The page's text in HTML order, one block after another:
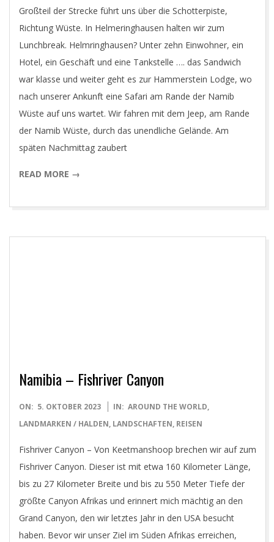
Großteil der Strecke führt uns über die Schotterpiste,
Richtung Wüste. In Helmeringhausen halten wir zum
Lunchbreak. Helmringhausen? Unter zehn Einwohner, ein
Hotel, ein Geschäft und eine Tankstelle …. das Sandwich
war klasse und weiter geht es zur Hammerstein Lodge, wo
nach unserer Ankunft eine Safari am Rande der Namib
Wüste auf uns wartet. Wir fahren mit dem Jeep, am Rande
der Namib Wüste, durch das unendliche Gelände. Am
späten Nachmittag zaubert
READ MORE →
Namibia – Fishriver Canyon
2023-
10-
ON: 5. OKTOBER 2023 IN: AROUND THE WORLD,
LANDMARKEN / HALDEN, LANDSCHAFTEN, REISEN
Fishriver Canyon – Von Keetmanshoop brechen wir auf zum
Fishriver Canyon. Dieser ist mit etwa 160 Kilometer Länge,
bis zu 27 Kilometer Breite und bis zu 550 Meter Tiefe der
größte Canyon Afrikas und erinnert mich mächtig an den
Grand Canyon, den wir letztes Jahr in den USA besucht
haben. Bevor wir unser Ziel im Süden Afrikas erreichen,